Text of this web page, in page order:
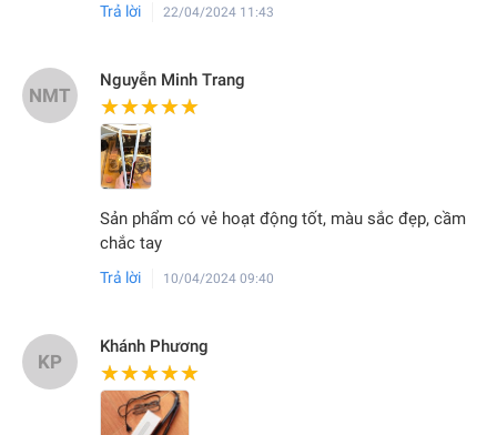
Trả lời 22/04/2024 11:43
NMT
Nguyễn Minh Trang
★★★★★
★★★★★
Sản phẩm có vẻ hoạt động tốt, màu sắc đẹp, cầm
chắc tay
Trả lời 10/04/2024 09:40
KP
Khánh Phương
★★★★★
★★★★★